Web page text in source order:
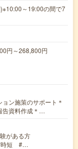
～19:00の間で7
円～268,800円
ン施策のサポート＊
告資料作成＊…
がある方
#時短 #…